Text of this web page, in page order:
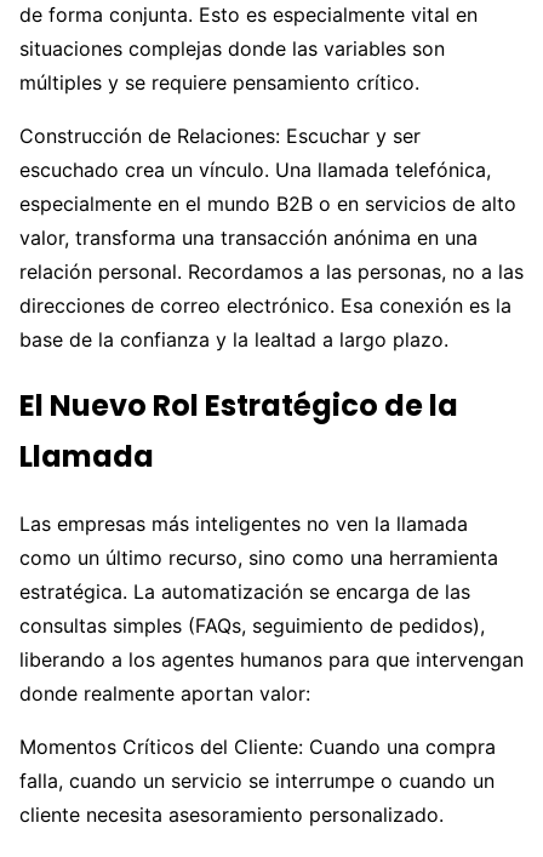
de forma conjunta. Esto es especialmente vital en
situaciones complejas donde las variables son
múltiples y se requiere pensamiento crítico.
Construcción de Relaciones: Escuchar y ser
escuchado crea un vínculo. Una llamada telefónica,
especialmente en el mundo B2B o en servicios de alto
valor, transforma una transacción anónima en una
relación personal. Recordamos a las personas, no a las
direcciones de correo electrónico. Esa conexión es la
base de la confianza y la lealtad a largo plazo.
El Nuevo Rol Estratégico de la
Llamada
Las empresas más inteligentes no ven la llamada
como un último recurso, sino como una herramienta
estratégica. La automatización se encarga de las
consultas simples (FAQs, seguimiento de pedidos),
liberando a los agentes humanos para que intervengan
donde realmente aportan valor:
Momentos Críticos del Cliente: Cuando una compra
falla, cuando un servicio se interrumpe o cuando un
cliente necesita asesoramiento personalizado.